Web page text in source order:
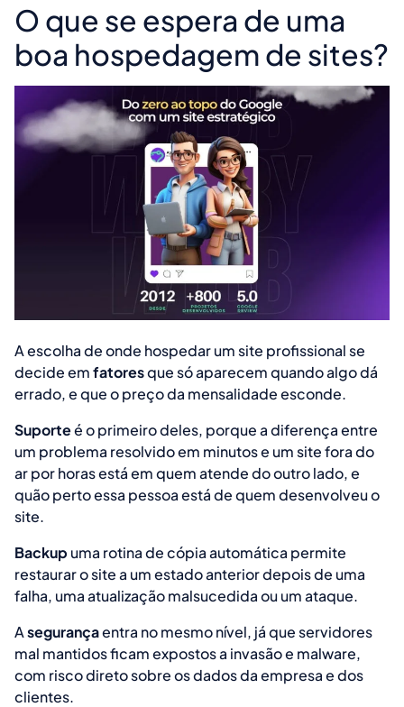
O que se espera de uma
boa hospedagem de sites?
A escolha de onde hospedar um site profissional se
decide emfatoresque só aparecem quando algo dá
errado, e que o preço da mensalidade esconde.
Suporteé o primeiro deles, porque a diferença entre
um problema resolvido em minutos e um site fora do
ar por horas está em quem atende do outro lado, e
quão perto essa pessoa está de quem desenvolveu o
site.
Backup uma rotina de cópia automática permite
restaurar o site a um estado anterior depois de uma
falha, uma atualização malsucedida ou um ataque.
Asegurançaentra no mesmo nível, já que servidores
mal mantidos ficam expostos a invasão e malware,
com risco direto sobre os dados da empresa e dos
clientes.